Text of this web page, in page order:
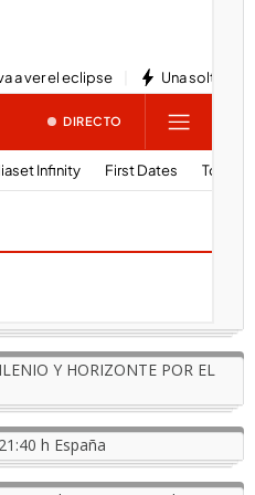
Y HORIZONTE POR EL
21:40 h España